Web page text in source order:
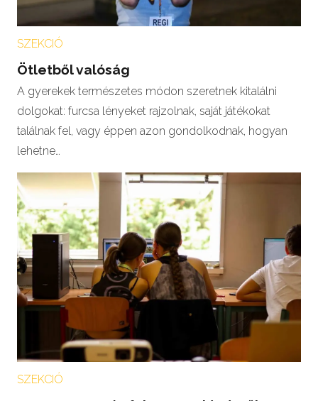
SZEKCIÓ
Ötletből valóság
A gyerekek természetes módon szeretnek kitalálni
dolgokat: furcsa lényeket rajzolnak, saját játékokat
találnak fel, vagy éppen azon gondolkodnak, hogyan
lehetne…
SZEKCIÓ